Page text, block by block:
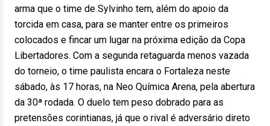
arma que o time de Sylvinho tem, além do apoio da
torcida em casa, para se manter entre os primeiros
colocados e fincar um lugar na próxima edição da Copa
Libertadores. Com a segunda retaguarda menos vazada
do torneio, o time paulista encara o Fortaleza neste
sábado, às 17 horas, na Neo Química Arena, pela abertura
da 30ª rodada. O duelo tem peso dobrado para as
pretensões corintianas, já que o rival é adversário direto